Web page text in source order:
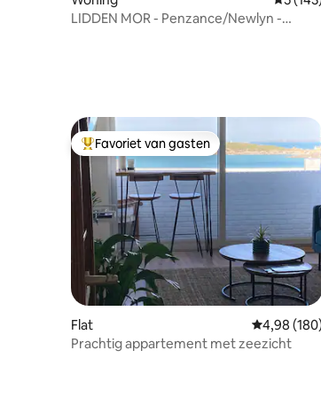
LIDDEN MOR - Penzance/Newlyn -
Topfavoriet van gasten
Favoriet van gasten
Flat
4,98
Prachtig appartement met zeezicht